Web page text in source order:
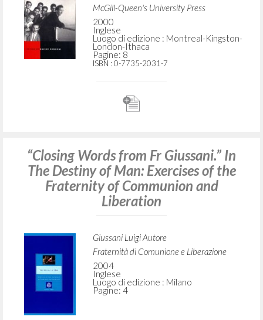
McGill-Queen's University Press
2000
Inglese
Luogo di edizione : Montreal-Kingston-
London-Ithaca
Pagine: 8
ISBN : 0-7735-2031-7
“Closing Words from Fr Giussani.” In
The Destiny of Man: Exercises of the
Fraternity of Communion and
Liberation
Giussani Luigi Autore
Fraternità di Comunione e Liberazione
2004
Inglese
Luogo di edizione : Milano
Pagine: 4